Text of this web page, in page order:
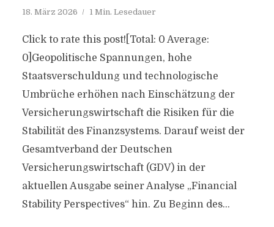
18. März 2026 1 Min. Lesedauer
Click to rate this post![Total: 0 Average:
0]Geopolitische Spannungen, hohe
Staatsverschuldung und technologische
Umbrüche erhöhen nach Einschätzung der
Versicherungswirtschaft die Risiken für die
Stabilität des Finanzsystems. Darauf weist der
Gesamtverband der Deutschen
Versicherungswirtschaft (GDV) in der
aktuellen Ausgabe seiner Analyse „Financial
Stability Perspectives“ hin. Zu Beginn des...